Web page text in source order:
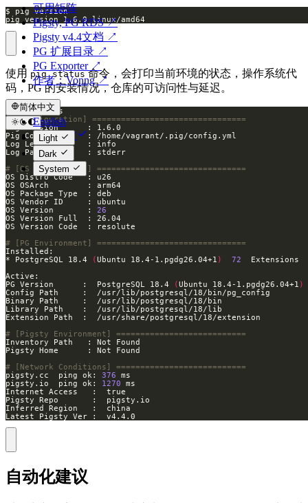
可用矩阵
Pigsty, PG RDS ↗
Pigsty v4.4文档 ↗
PG 扩展目录 ↗
PG Exporter ↗
作者：Vonng ↗
简体中文
English
简体中文
Light
Dark
System
pig version 1.6.0 linux/amd64
使用 pig status命令，会打印当前环境的状态，操作系统代
码，PG 的安装情况，仓库的可访问性与延迟。
# [Configuration] ================================
# [OS Environment] ===============================
OS Version       : 26
# [PG Environment] ===============================
* PostgreSQL 18.4
(Ubuntu 18.4-1.pgdg26.04+1 ) 72
PG Version      :  PostgreSQL 18.4
(Ubuntu 18.4-1.pgdg26.04+1 )
# [Pigsty Environment] ===========================
# [Network Conditions] ===========================
pigsty.cc  ping ok: 376
pigsty.io  ping ok: 1270
Latest Pigsty Ver :  v4.4.0
自动化建议